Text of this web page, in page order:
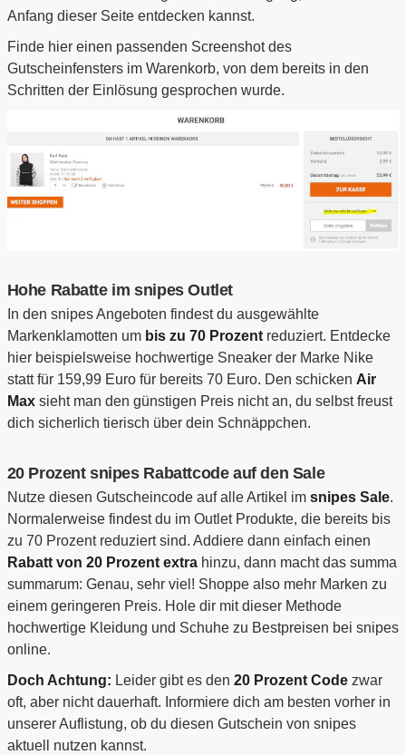
Anfang dieser Seite entdecken kannst.
Finde hier einen passenden Screenshot des
Gutscheinfensters im Warenkorb, von dem bereits in den
Schritten der Einlösung gesprochen wurde.
Hohe Rabatte im snipes Outlet
In den snipes Angeboten findest du ausgewählte
Markenklamotten um bis zu 70 Prozentreduziert. Entdecke
hier beispielsweise hochwertige Sneaker der Marke Nike
statt für 159,99 Euro für bereits 70 Euro. Den schicken Air
Maxsieht man den günstigen Preis nicht an, du selbst freust
dich sicherlich tierisch über dein Schnäppchen.
20 Prozent snipes Rabattcode auf den Sale
Nutze diesen Gutscheincode auf alle Artikel im snipes Sale.
Normalerweise findest du im Outlet Produkte, die bereits bis
zu 70 Prozent reduziert sind. Addiere dann einfach einen
Rabatt von 20 Prozent extrahinzu, dann macht das summa
summarum: Genau, sehr viel! Shoppe also mehr Marken zu
einem geringeren Preis. Hole dir mit dieser Methode
hochwertige Kleidung und Schuhe zu Bestpreisen bei snipes
online.
Doch Achtung: Leider gibt es den 20 Prozent Codezwar
oft, aber nicht dauerhaft. Informiere dich am besten vorher in
unserer Auflistung, ob du diesen Gutschein von snipes
aktuell nutzen kannst.